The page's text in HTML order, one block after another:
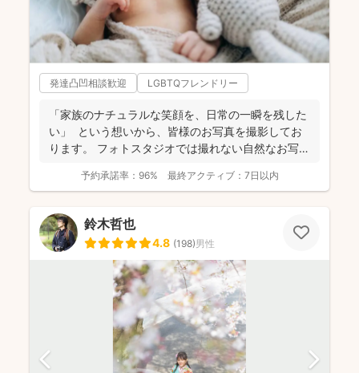
発達凸凹相談歓迎 LGBTQフレンドリー
「家族のナチュラルな笑顔を、日常の一瞬を残した
い」 という想いから、皆様のお写真を撮影してお
ります。 フォトスタジオでは撮れない自然なお写真
予約承諾率： 96% 最終アクティブ： 7日以内
鈴木哲也
4.8 (198)男性